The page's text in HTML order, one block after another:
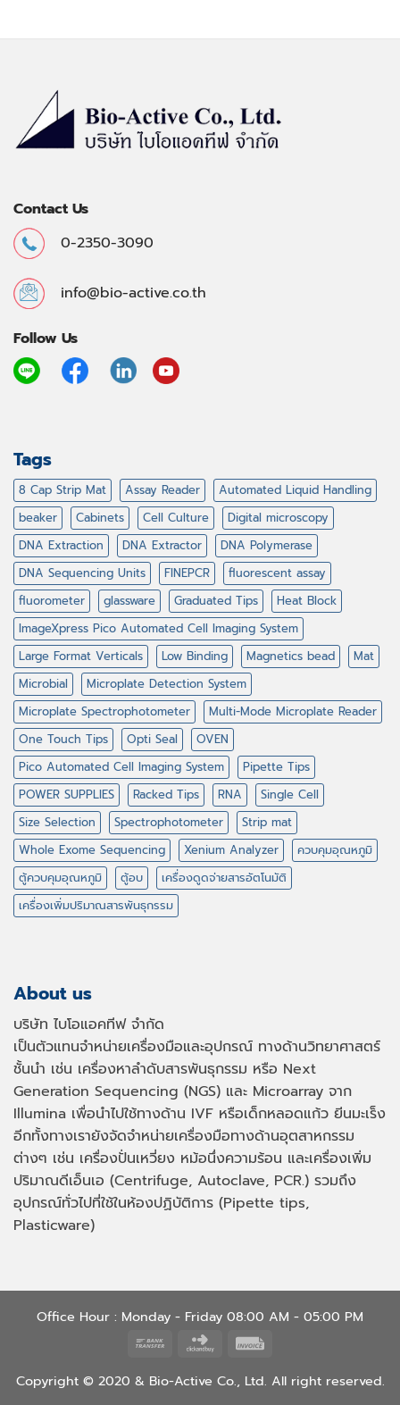
Contact Us
0-2350-3090
info@bio-active.co.th
Follow Us
Tags
8 Cap Strip Mat Assay Reader
Automated Liquid Handling
beaker
Cabinets Cell Culture
Digital microscopy
DNA Extraction
DNA Extractor
DNA Polymerase
DNA Sequencing Units
FINEPCR
fluorescent assay
fluorometer
glassware Graduated Tips
Heat Block
ImageXpress Pico Automated Cell Imaging System
Large Format Verticals
Low Binding Magnetics bead
Mat
Microbial
Microplate Detection System
Microplate Spectrophotometer
Multi-Mode Microplate Reader
One Touch Tips
Opti Seal
OVEN
Pico Automated Cell Imaging System
Pipette Tips
POWER SUPPLIES
Racked Tips RNA
Single Cell
Size Selection
Spectrophotometer
Strip mat
Whole Exome Sequencing
Xenium Analyzer
ควบคุมอุณหภูมิ
ตู้ควบคุมอุณหภูมิ
ตู้อบ
เครื่องดูดจ่ายสารอัตโนมัติ
เครื่องเพิ่มปริมาณสารพันธุกรรม
About us
บริษัท ไบโอแอคทีฟ จำกัด
เป็นตัวแทนจำหน่ายเครื่องมือและอุปกรณ์ ทางด้านวิทยาศาสตร์
ชั้นนำ เช่น เครื่องหาลำดับสารพันธุกรรม หรือ Next
Generation Sequencing (NGS) และ Microarray จาก
Illumina เพื่อนำไปใช้ทางด้าน IVF หรือเด็กหลอดแก้ว ยีนมะเร็ง
อีกทั้งทางเรายังจัดจำหน่ายเครื่องมือทางด้านอุตสาหกรรม
ต่างๆ เช่น เครื่องปั่นเหวี่ยง หม้อนึ่งความร้อน และเครื่องเพิ่ม
ปริมาณดีเอ็นเอ (Centrifuge, Autoclave, PCR.) รวมถึง
อุปกรณ์ทั่วไปที่ใช้ในห้องปฏิบัติการ (Pipette tips,
Plasticware)
Office Hour : Monday - Friday 08:00 AM - 05:00 PM
Bank
Click
Buy
Copyright © 2020 & Bio-Active Co., Ltd. All right reserved.